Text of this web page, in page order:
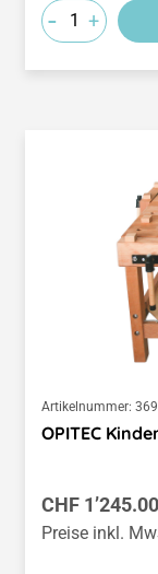
- +
Artikelnummer:
OPITEC
Regulärer
CHF 1’245.00
Preise inkl.